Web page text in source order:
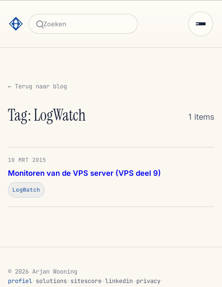
Zoeken
← Terug naar blog
Tag: LogWatch 1 items
10 MRT 2015
Monitoren van de VPS server (VPS deel 9)
LogWatch
© 2026 Arjan Wooning
profiel·solutions·sitescore·linkedin ·privacy